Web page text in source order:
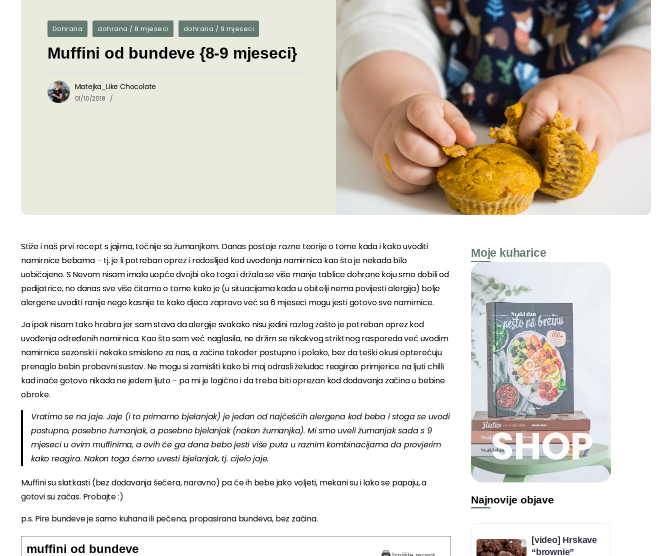
Dohrana dohrana / 8 mjeseci dohrana / 9 mjeseci
Muffini od bundeve {8-9 mjeseci}
Matejka_Like Chocolate
01/10/2018
Stiže i naš prvi recept s jajima, točnije sa žumanjkom. Danas postoje razne teorije o tome kada i kako uvoditi
namirnice bebama – tj. je li potreban oprez i redoslijed kod uvođenja namirnica kao što je nekada bilo
uobičajeno. S Nevom nisam imala uopće dvojbi oko toga i držala se više manje tablice dohrane koju smo dobili od
pedijatrice, no danas sve više čitamo o tome kako je (u situacijama kada u obitelji nema povijesti alergija) bolje
alergene uvoditi ranije nego kasnije te kako djeca zapravo već sa 6 mjeseci mogu jesti gotovo sve namirnice.
Ja ipak nisam tako hrabra jer sam stava da alergije svakako nisu jedini razlog zašto je potreban oprez kod
uvođenja određenih namirnica. Kao što sam već naglasila, ne držim se nikakvog striktnog rasporeda već uvodim
namirnice sezonski i nekako smisleno za nas, a začine također postupno i polako, bez da teški okusi opterećuju
prenaglo bebin probavni sustav. Ne mogu si zamisliti kako bi moj odrasli želudac reagirao primjerice na ljuti chilli
kad inače gotovo nikada ne jedem ljuto – pa mi je logično i da treba biti oprezan kod dodavanja začina u bebine
obroke.
Vratimo se na jaje. Jaje (i to primarno bjelanjak) je jedan od najčešćih alergena kod beba i stoga se uvodi
postupno, posebno žumanjak, a posebno bjelanjak (nakon žumanjka). Mi smo uveli žumanjak sada s 9
mjeseci u ovim muffinima, a ovih će ga dana bebo jesti više puta u raznim kombinacijama da provjerim
kako reagira. Nakon toga ćemo uvesti bjelanjak, tj. cijelo jaje.
Muffini su slatkasti (bez dodavanja šećera, naravno) pa će ih bebe jako voljeti, mekani su i lako se papaju, a
gotovi su začas. Probajte :)
p.s. Pire bundeve je samo kuhana ili pečena, propasirana bundeva, bez začina.
muffini od bundeve
Moje kuharice
SHOP
Najnovije objave
[video] Hrskave
“brownie”